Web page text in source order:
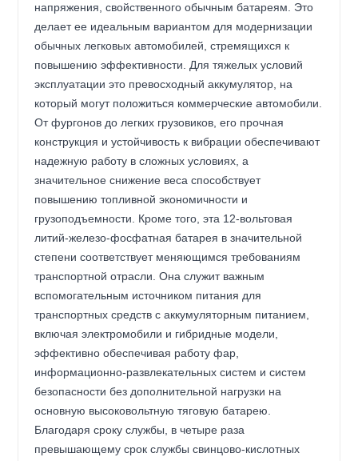
напряжения, свойственного обычным батареям. Это
делает ее идеальным вариантом для модернизации
обычных легковых автомобилей, стремящихся к
повышению эффективности. Для тяжелых условий
эксплуатации это превосходный аккумулятор, на
который могут положиться коммерческие автомобили.
От фургонов до легких грузовиков, его прочная
конструкция и устойчивость к вибрации обеспечивают
надежную работу в сложных условиях, а
значительное снижение веса способствует
повышению топливной экономичности и
грузоподъемности. Кроме того, эта 12-вольтовая
литий-железо-фосфатная батарея в значительной
степени соответствует меняющимся требованиям
транспортной отрасли. Она служит важным
вспомогательным источником питания для
транспортных средств с аккумуляторным питанием,
включая электромобили и гибридные модели,
эффективно обеспечивая работу фар,
информационно-развлекательных систем и систем
безопасности без дополнительной нагрузки на
основную высоковольтную тяговую батарею.
Благодаря сроку службы, в четыре раза
превышающему срок службы свинцово-кислотных